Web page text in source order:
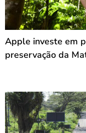
Apple investe em
preservação da